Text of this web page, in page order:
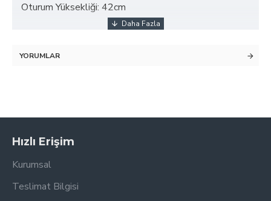
Oturum Yüksekliği: 42cm
YORUMLAR
Hızlı Erişim
Kurumsal
Teslimat Bilgisi